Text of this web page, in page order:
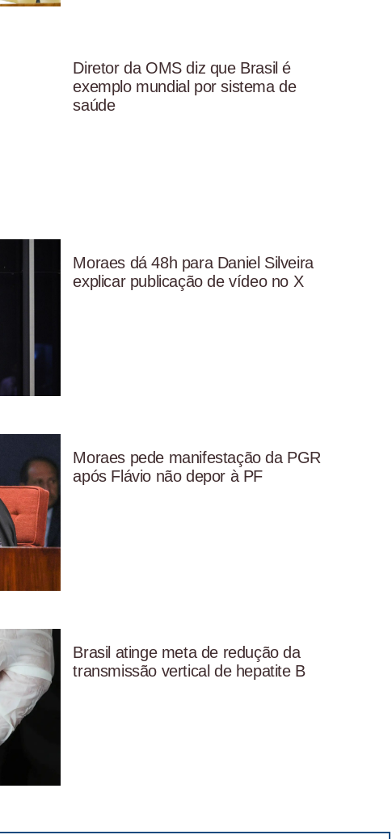
Diretor da OMS diz que Brasil é
exemplo mundial por sistema de
saúde
Moraes dá 48h para Daniel Silveira
explicar publicação de vídeo no X
Moraes pede manifestação da PGR
após Flávio não depor à PF
Brasil atinge meta de redução da
transmissão vertical de hepatite B